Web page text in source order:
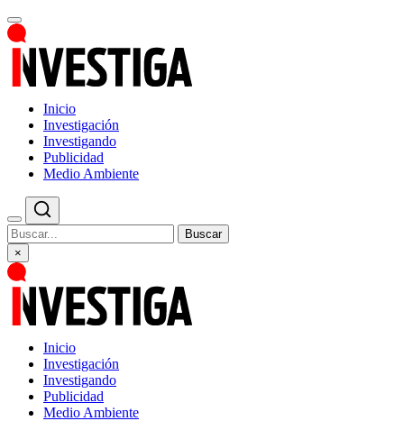
Inicio
Investigación
Investigando
Publicidad
Medio Ambiente
Buscar
×
Inicio
Investigación
Investigando
Publicidad
Medio Ambiente